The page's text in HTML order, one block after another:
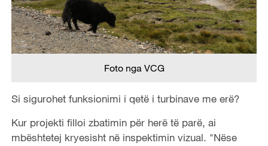
Foto nga VCG
Si sigurohet funksionimi i qetë i turbinave me erë?
Kur projekti filloi zbatimin për herë të parë, ai
mbështetej kryesisht në inspektimin vizual. "Nëse